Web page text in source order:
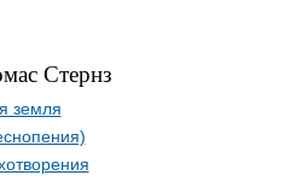
Стернз
земля